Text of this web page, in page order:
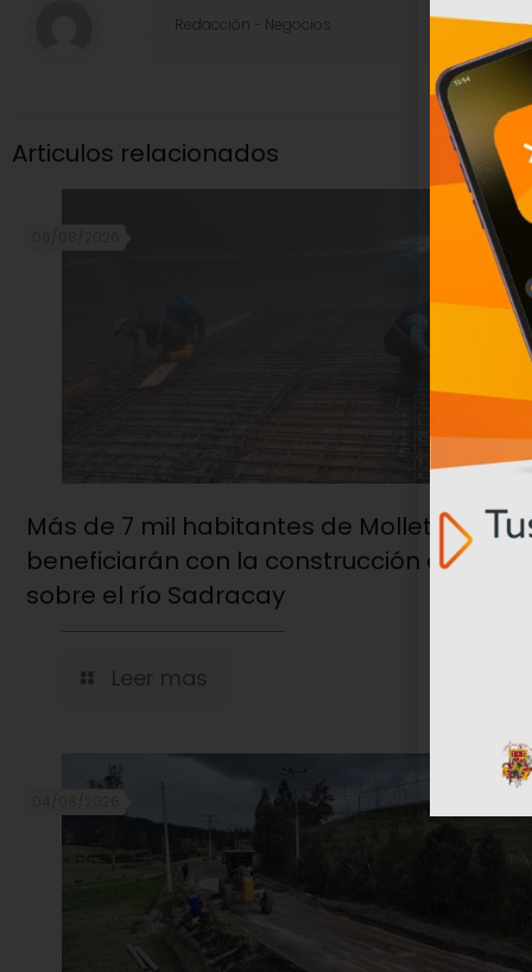
Redacciòn - Negocios
Articulos relacionados
Más de 7 mil habitantes de Molleturo se
beneficiarán con la construcción del
sobre el río Sadracay
Leer mas